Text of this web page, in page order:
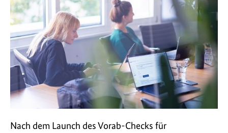
Nach dem Launch des Vorab-Checks für